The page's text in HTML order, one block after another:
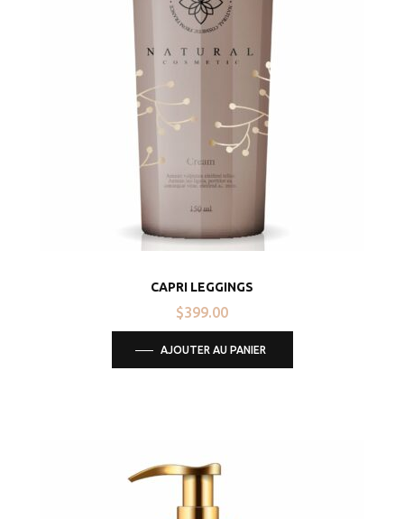
CAPRI LEGGINGS
$399.00
AJOUTER AU PANIER